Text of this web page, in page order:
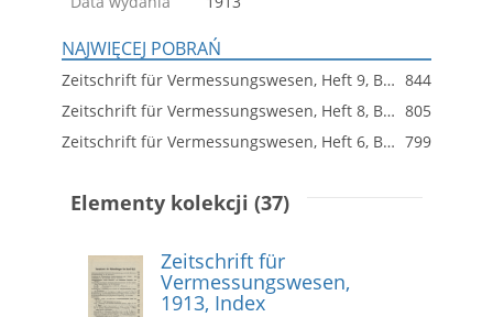
NAJWIĘCEJ POBRAŃ
Zeitschrift für Vermessungswesen, Heft 9, Band XLII 844
Zeitschrift für Vermessungswesen, Heft 8, Band XLII 805
Zeitschrift für Vermessungswesen, Heft 6, Band XLII 799
Elementy kolekcji (37)
Zeitschrift für
Vermessungswesen,
1913, Index